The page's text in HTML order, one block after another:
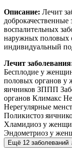
Описание: Лечит
доброкачественные
воспалительных
наружных половых
индивидуальный
Лечит
Бесплодие у
половых органов у
яичников ЗППП
органов Климакс
Нерегулярные
Поликистоз
Хламидиоз у
Эндометриоз у
Ещё 12 заболеваний